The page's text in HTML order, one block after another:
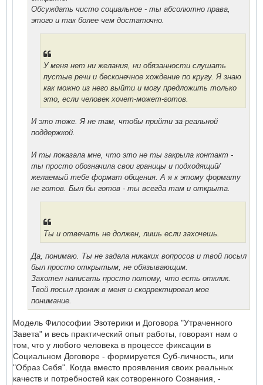
Обсуждать чисто социальное - ты абсолютно права,
этого и так более чем достаточно.
У меня нет ни желания, ни обязанности слушать
пустые речи и бесконечное хождение по кругу. Я знаю
как можно из него выйти и могу предложить только
это, если человек хочет-может-готов.
И это тоже. Я не там, чтобы прийти за реальной
поддержкой.
И ты показала мне, что это не ты закрыла контакт -
ты просто обозначила свои границы и подходящий/
желаемый тебе формат общения. А я к этому формату
не готов. Был бы готов - ты всегда там и открыта.
Ты и отвечать не должен, лишь если захочешь.
Да, понимаю. Ты не задала никаких вопросов и твой посыл
был просто открытым, не обязывающим.
Захотел написать просто потому, что есть отклик.
Твой посыл проник в меня и скорректировал мое
понимание.
Модель Философии Эзотерики и Договора "Утраченного
Завета" и весь практический опыт работы, говораят нам о
том, что у любого человека в процессе фиксации в
Социальном Договоре - формируется Суб-личность, или
"Образ Себя". Когда вместо проявления своих реальных
качеств и потребностей как сотворенного Сознания, -